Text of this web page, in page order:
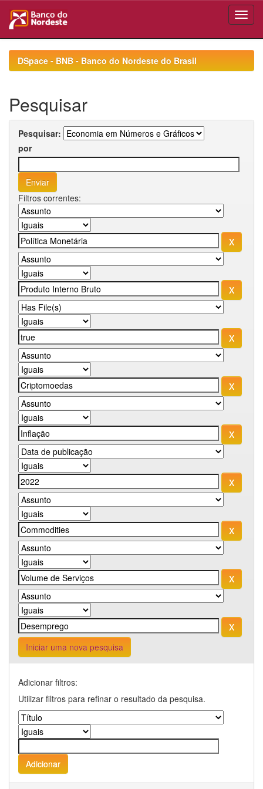
navigationDSpace - BNB - Banco do Nordeste do Brasil
Pesquisar
Pesquisar:
por
Filtros correntes:
Iniciar uma nova pesquisa
Adicionar filtros:
Utilizar filtros para refinar o resultado da pesquisa.